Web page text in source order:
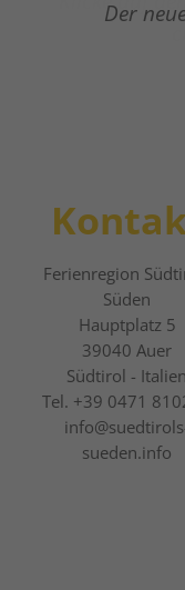
Der
Ferienregion
Süden
Hauptplatz 5
39040 Auer
Südtirol - Italien
Tel. +39 0471
sueden.info